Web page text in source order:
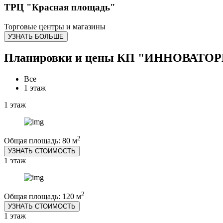
ТРЦ "Красная площадь"
Торговые центры и магазины
УЗНАТЬ БОЛЬШЕ
Планировки и цены КП
Все
1 этаж
1 этаж
Общая площадь: 80 м2
УЗНАТЬ СТОИМОСТЬ
1 этаж
Общая площадь: 120 м2
УЗНАТЬ СТОИМОСТЬ
1 этаж